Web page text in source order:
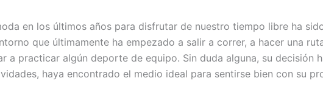
en los últimos años para disfrutar de nuestro tiempo libre ha
que últimamente ha empezado a salir a correr, a hacer una
a practicar algún deporte de equipo. Sin duda alguna, su decisión
haya encontrado el medio ideal para sentirse bien con su